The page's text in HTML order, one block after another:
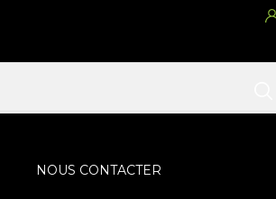
NOUS CONTACTER